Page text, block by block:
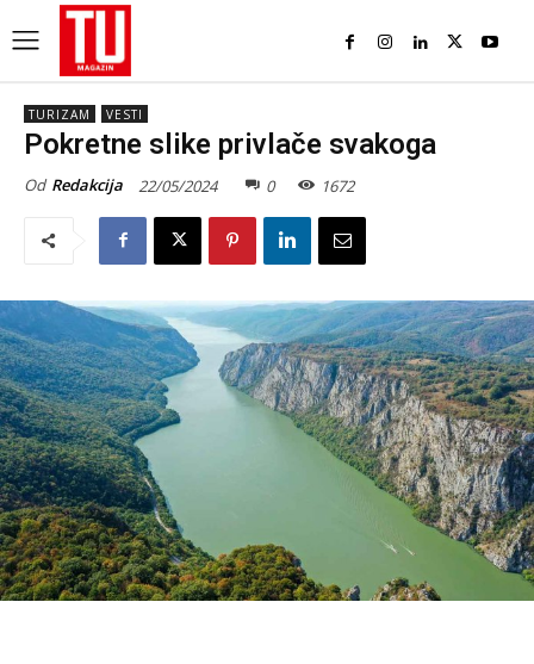
TURIZAM VESTI
Pokretne slike privlače svakoga
Od Redakcija 22/05/2024 0 1672